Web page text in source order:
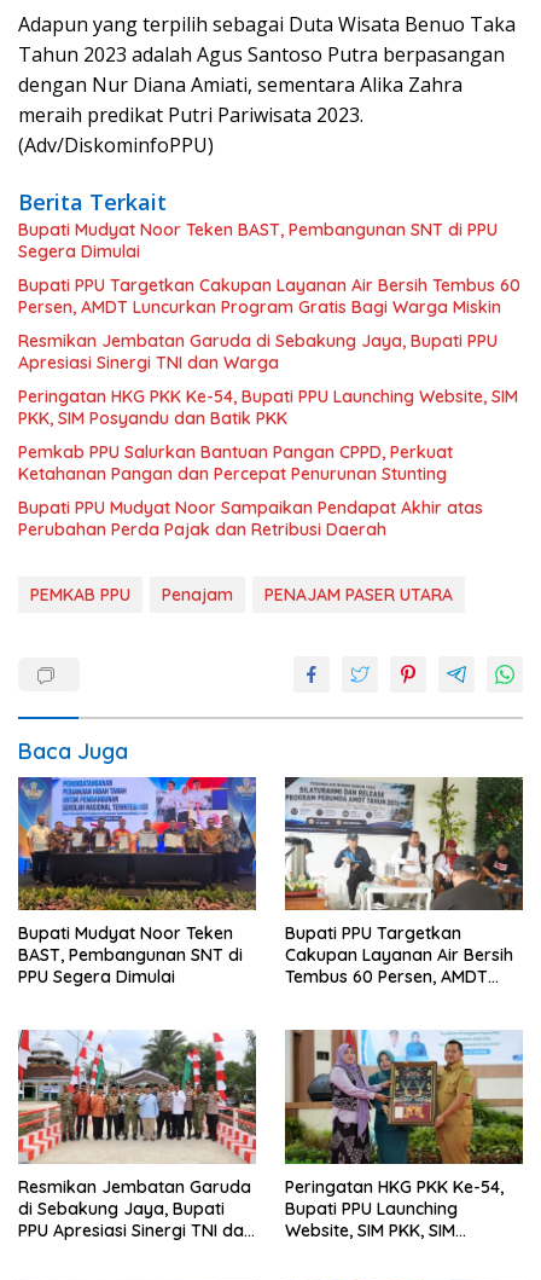
Adapun yang terpilih sebagai Duta Wisata Benuo Taka
Tahun 2023 adalah Agus Santoso Putra berpasangan
dengan Nur Diana Amiati, sementara Alika Zahra
meraih predikat Putri Pariwisata 2023.
(Adv/DiskominfoPPU)
Berita Terkait
Bupati Mudyat Noor Teken BAST, Pembangunan SNT di PPU
Segera Dimulai
Bupati PPU Targetkan Cakupan Layanan Air Bersih Tembus 60
Persen, AMDT Luncurkan Program Gratis Bagi Warga Miskin
Resmikan Jembatan Garuda di Sebakung Jaya, Bupati PPU
Apresiasi Sinergi TNI dan Warga
Peringatan HKG PKK Ke-54, Bupati PPU Launching Website, SIM
PKK, SIM Posyandu dan Batik PKK
Pemkab PPU Salurkan Bantuan Pangan CPPD, Perkuat
Ketahanan Pangan dan Percepat Penurunan Stunting
Bupati PPU Mudyat Noor Sampaikan Pendapat Akhir atas
Perubahan Perda Pajak dan Retribusi Daerah
PEMKAB PPU Penajam PENAJAM PASER UTARA
Baca Juga
Bupati Mudyat Noor Teken
BAST, Pembangunan SNT di
PPU Segera Dimulai
Bupati PPU Targetkan
Cakupan Layanan Air Bersih
Tembus 60 Persen, AMDT
Resmikan Jembatan Garuda
di Sebakung Jaya, Bupati
PPU Apresiasi Sinergi TNI dan
Peringatan HKG PKK Ke-54,
Bupati PPU Launching
Website, SIM PKK, SIM